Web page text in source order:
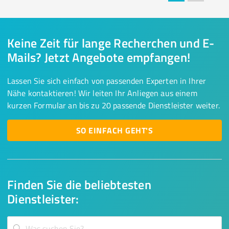
Finden Sie die beliebtesten
Dienstleister:
Keine Zeit für lange Recherchen und E-
Mails? Jetzt Angebote empfangen!
Lassen Sie sich einfach von passenden Experten in Ihrer
Nähe kontaktieren! Wir leiten Ihr Anliegen aus einem
kurzen Formular an bis zu 20 passende Dienstleister weiter.
SO EINFACH GEHT'S